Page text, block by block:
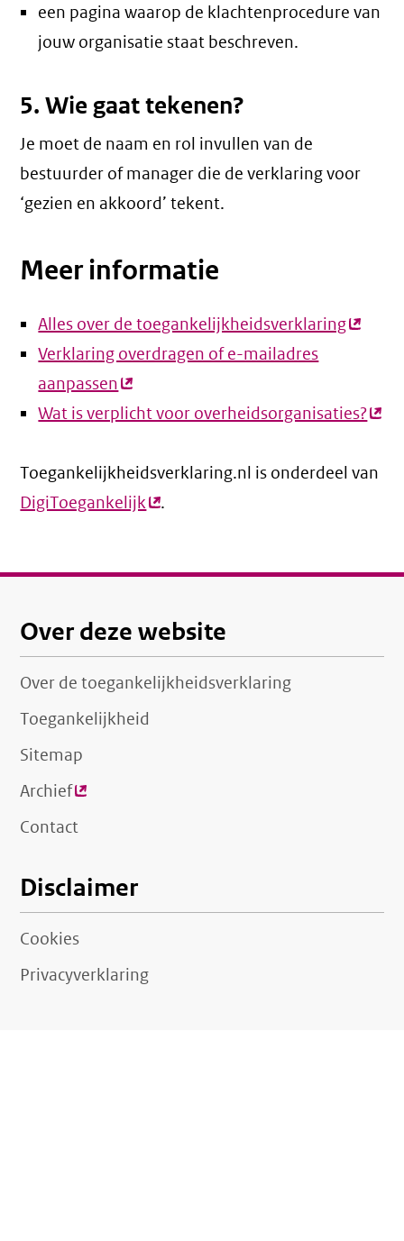
een pagina waarop de klachtenprocedure van
jouw organisatie staat beschreven.
5. Wie gaat tekenen?
Je moet de naam en rol invullen van de
bestuurder of manager die de verklaring voor
‘gezien en akkoord’ tekent.
Meer informatie
Alles over de toegankelijkheidsverklaring
Verklaring overdragen of e-mailadres
aanpassen(externe
link)
Wat is verplicht voor overheidsorganisaties?
Toegankelijkheidsverklaring.nl is onderdeel van
DigiToegankelijk(externe
.
Over deze website
Over de toegankelijkheidsverklaring
Toegankelijkheid
Sitemap
Archief(externe
link)
Contact
Disclaimer
Cookies
Privacyverklaring